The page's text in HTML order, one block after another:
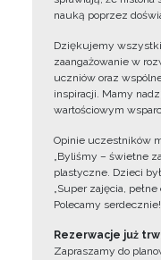
nauką poprzez
Dziękujemy
zaangażowanie w
uczniów oraz
inspiracji. Mamy
wartościowym
Opinie uczestników
„Byliśmy – świetne
plastyczne. Dzieci
„Super zajęcia,
Polecamy
Rezerwacje już
Zapraszamy do